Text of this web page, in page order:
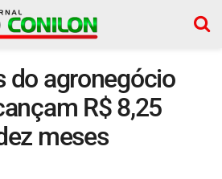
do agronegócio
R$ 8,25
meses